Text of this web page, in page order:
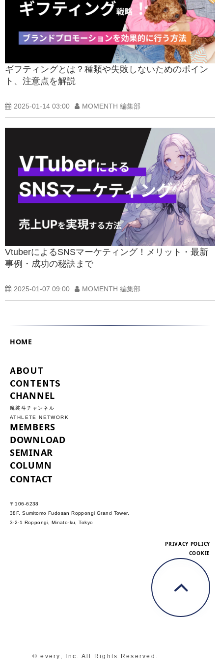
ギフティングとは？種類や失敗しないためのポイン
ト、注意点を解説
2025-01-14 03:00 MOMENTH 編集部
VtuberによるSNSマーケティング！メリット・最新
事例・成功の秘訣まで
2025-01-07 09:00 MOMENTH 編集部
HOME
ABOUT
CONTENTS
CHANNEL
魔裟斗チャンネル
ATHLETE NETWORK
MEMBERS
DOWNLOAD
SEMINAR
COLUMN
CONTACT
〒106-6238
38F, Sumitomo Fudosan Roppongi Grand Tower,
3-2-1 Roppongi, Minato-ku, Tokyo
PRIVACY POLICY
COOKIE
© every, Inc. All Rights Reserved.